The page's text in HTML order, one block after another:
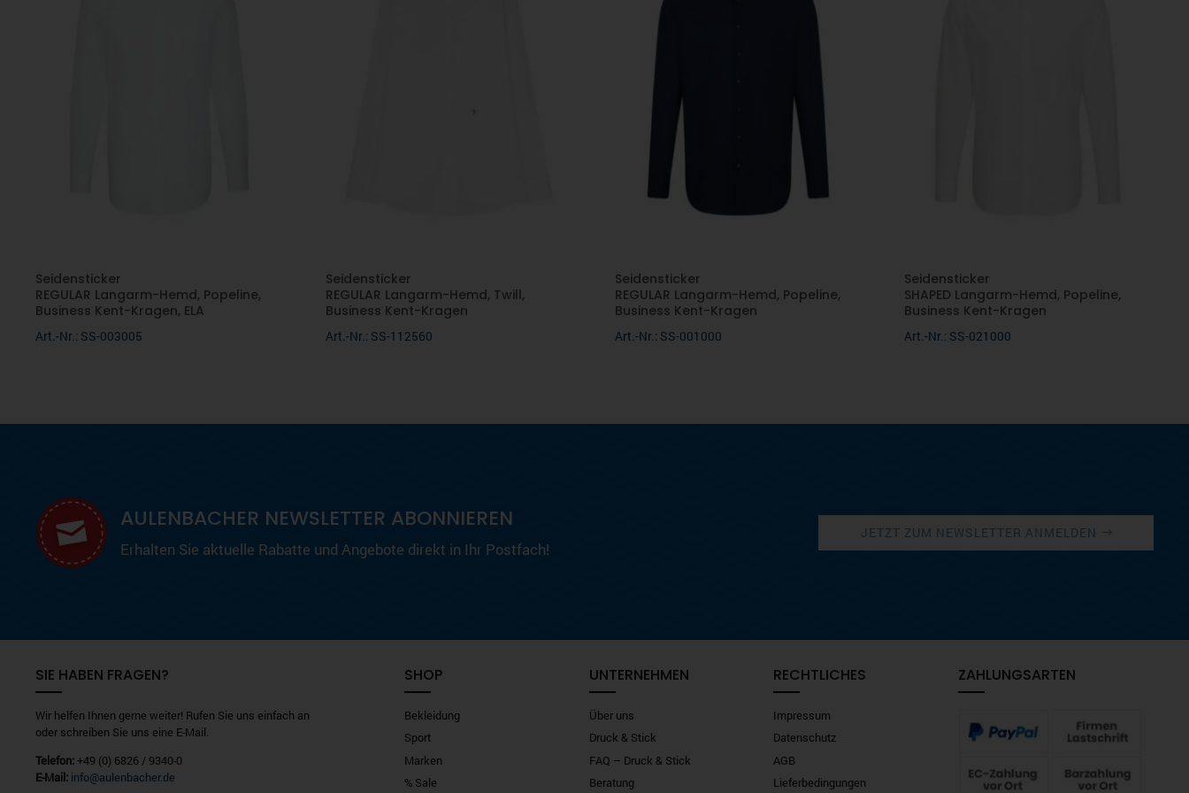
Seidensticker
REGULAR Langarm-Hemd, Popeline,
Business Kent-Kragen, ELA
Art.-Nr.: SS-003005
Seidensticker
REGULAR Langarm-Hemd, Twill,
Business Kent-Kragen
Art.-Nr.: SS-112560
Seidensticker
REGULAR Langarm-Hemd, Popeline,
Business Kent-Kragen
Art.-Nr.: SS-001000
Seidensticker
SHAPED Langarm-Hemd, Popeline,
Business Kent-Kragen
Art.-Nr.: SS-021000
AULENBACHER NEWSLETTER ABONNIEREN
Erhalten Sie aktuelle Rabatte und Angebote direkt in Ihr Postfach!
JETZT ZUM NEWSLETTER ANMELDEN
SIE HABEN FRAGEN?
Wir helfen Ihnen gerne weiter! Rufen Sie uns einfach an
oder schreiben Sie uns eine E-Mail.
Telefon:+49 (0) 6826 / 9340-0
E-Mail: info@aulenbacher.de
SHOP
Bekleidung
Sport
Marken
% Sale
UNTERNEHMEN
Über uns
Druck & Stick
FAQ – Druck & Stick
Beratung
RECHTLICHES
Impressum
Datenschutz
AGB
Lieferbedingungen
ZAHLUNGSARTEN